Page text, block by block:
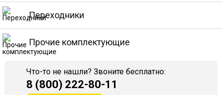
Переходники
Прочие комплектующие
Что-то не нашли? Звоните бесплатно:
8 (800) 222-80-11